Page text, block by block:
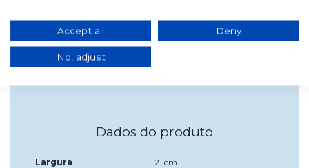
Conclusão
O Candeeiro de Chão LED Tátil 5W Regulável Branco
Tanner é a escolha perfeita para quem procura estilo e
funcionalidade na sua iluminação. Faça brilhar a sua casa
com este magnífico candeeiro!
Dados do produto
Largura
21 cm
Accept all Deny
No, adjust